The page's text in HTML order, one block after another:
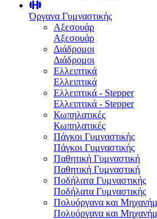
Όργανα Γυμναστικής
Αξεσουάρ
Αξεσουάρ
Διάδρομοι
Διάδρομοι
Ελλειπτικά
Ελλειπτικά
Ελλειπτικά - Stepper
Ελλειπτικά - Stepper
Κωπηλατικές
Κωπηλατικές
Πάγκοι Γυμναστικής
Πάγκοι Γυμναστικής
Παθητική Γυμναστική
Παθητική Γυμναστική
Ποδήλατα Γυμναστικής
Ποδήλατα Γυμναστικής
Πολυόργανα και
Πολυόργανα και